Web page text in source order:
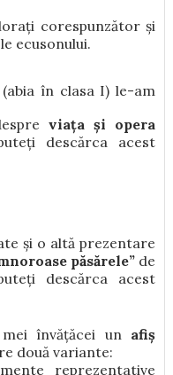
corespunzător și
ecusonului.
în clasa I) le-am
viața și opera
descărca acest
și o altă prezentare
păsărele”de
descărca acest
învățăcei un afiș
două variante:
reprezentative